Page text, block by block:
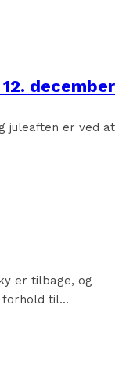
december
juleaften er ved at
er tilbage, og
til...